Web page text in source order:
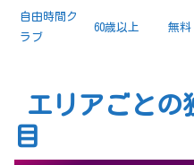
自由時間ク
ラブ
60歳以上 無料
エリアごとの
目